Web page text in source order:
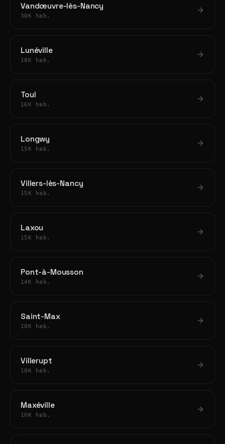
Vandœuvre-lès-Nancy
30K hab.
Lunéville
18K hab.
Toul
16K hab.
Longwy
15K hab.
Villers-lès-Nancy
15K hab.
Laxou
15K hab.
Pont-à-Mousson
14K hab.
Saint-Max
10K hab.
Villerupt
10K hab.
Maxéville
10K hab.